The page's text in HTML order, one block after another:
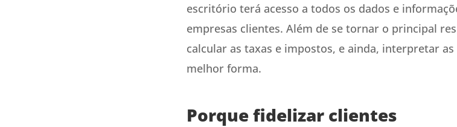
escritório terá acesso a todos os dados e
empresas clientes. Além de se tornar o principal
calcular as taxas e impostos, e ainda, interpretar
melhor forma.
Porque fidelizar clientes